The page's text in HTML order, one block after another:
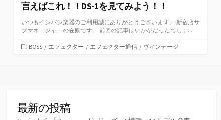
言えばこれ！！DS-1を見てみよう！！
いつもイシバシ楽器のご利用誠にありがとうございます。 新宿店サ
ブマネージャーの在原です。 前回の記事はいかがだったでしょ...
カBOSS / エフェクター / エフェクター通信 / ヴィンテージ
最新の投稿